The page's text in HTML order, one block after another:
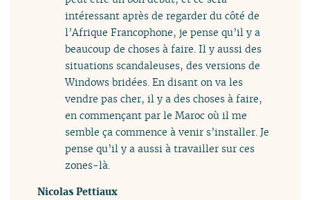
intéressant après de regarder du côté de
l’Afrique Francophone, je pense qu’il y a
beaucoup de choses à faire. Il y aussi des
situations scandaleuses, des versions de
Windows bridées. En disant on va les
vendre pas cher, il y a des choses à faire,
en commençant par le Maroc où il me
semble ça commence à venir s’installer. Je
pense qu’il y a aussi à travailler sur ces
zones-là.
Nicolas Pettiaux